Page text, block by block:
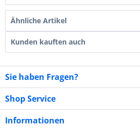
Ähnliche Artikel
Kunden kauften auch
Sie haben Fragen?
Shop Service
Informationen